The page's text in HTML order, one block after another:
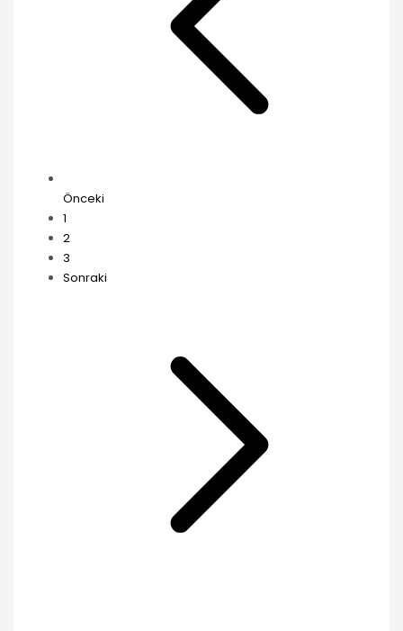
Önceki
1
2
3
Sonraki